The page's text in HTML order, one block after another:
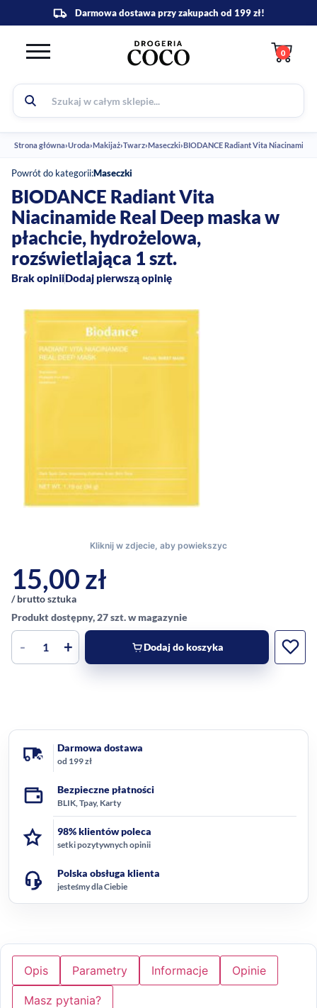
0
Strona główna›Uroda›Makijaż›Twarz›Maseczki›BIODANCE Radiant Vita Niacinamide
Powrót do kategorii:Maseczki
BIODANCE Radiant Vita
Niacinamide Real Deep maska w
płachcie, hydrożelowa,
rozświetlająca 1 szt.
Brak opiniiDodaj pierwszą opinię
15,00zł
/ brutto sztuka
Produkt dostępny, 27 szt. w magazynie
- + Dodaj do koszyka
Darmowa dostawa
od 199 zł
Bezpieczne płatności
BLIK, Tpay, Karty
98% klientów poleca
setki pozytywnych opinii
Polska obsługa klienta
jesteśmy dla Ciebie
Opis Parametry Informacje Opinie
Masz pytania?